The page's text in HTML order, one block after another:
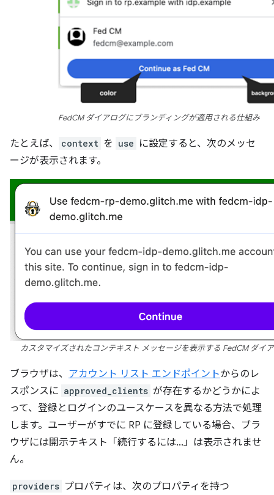
FedCM ダイアログにブランディングが適用される仕組み
たとえば、 context を use に設定すると、次のメッセ
ージが表示されます。
カスタマイズされたコンテキスト メッセージを表示する FedCM ダイ
ブラウザは、 アカウント リスト エンドポイントからのレ
スポンスに approved_clients が存在するかどうかによ
って、登録とログインのユースケースを異なる方法で処理
します。ユーザーがすでに RP に登録している場合、ブラ
ウザには開示テキスト「続行するには...」 は表示されませ
ん。
providers プロパティは、次のプロパティを持つ